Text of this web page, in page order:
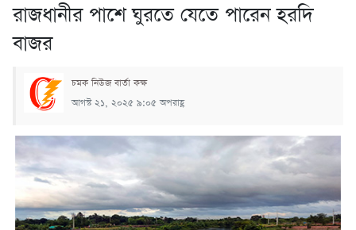
রাজধানীর পাশে ঘুরতে যেতে পারেন হরদি
বাজর
চমক নিউজ বার্তা কক্ষ
আগস্ট ২১, ২০২৫ ৯:০৫ অপরাহ্ণ